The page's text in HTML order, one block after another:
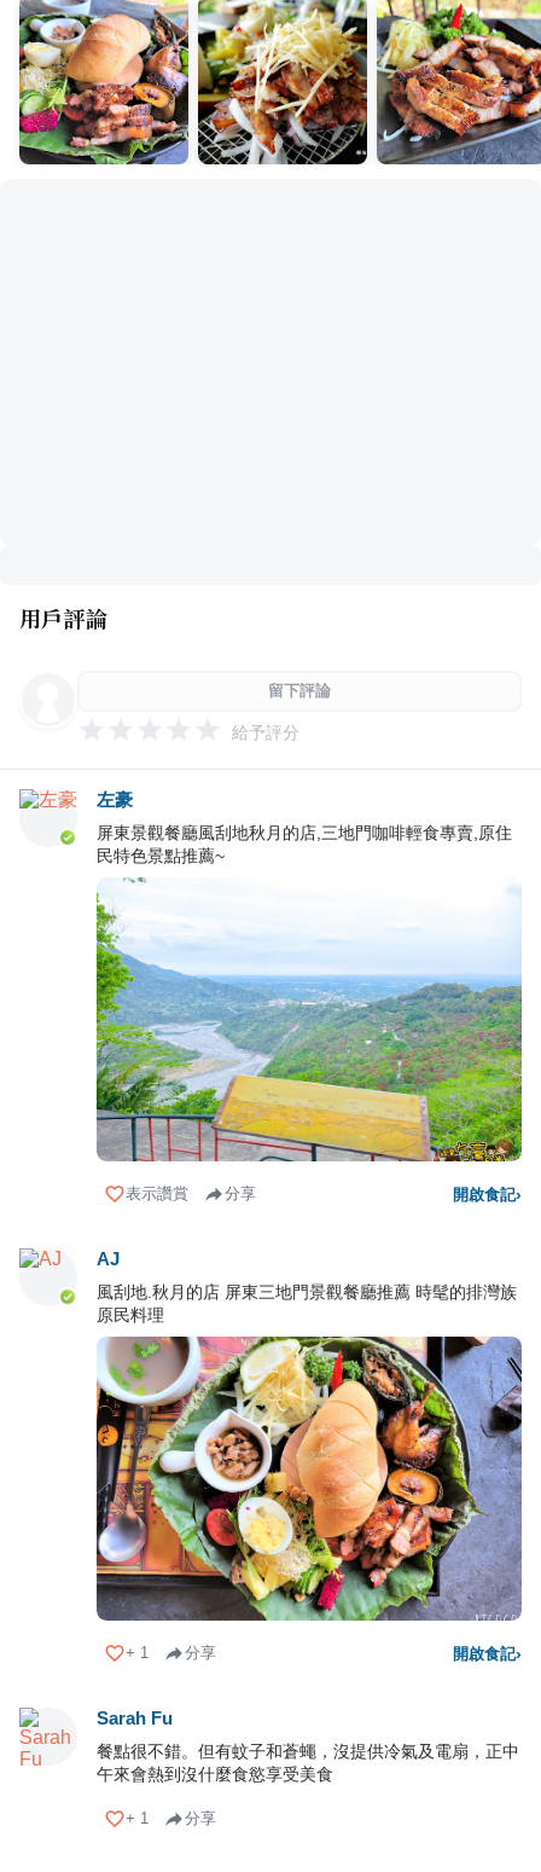
用戶評論
留下評論
給予評分
左豪
屏東景觀餐廳風刮地秋月的店,三地門咖啡輕食專賣,原住
民特色景點推薦~
表示讚賞 分享 開啟食記›
AJ
風刮地.秋月的店 屏東三地門景觀餐廳推薦 時髦的排灣族
原民料理
+ 1 分享 開啟食記›
Sarah Fu
餐點很不錯。但有蚊子和蒼蠅，沒提供冷氣及電扇，正中
午來會熱到沒什麼食慾享受美食
+ 1 分享